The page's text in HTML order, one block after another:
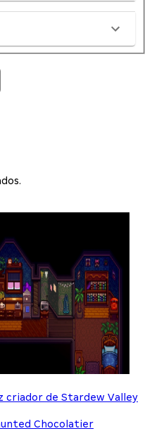
criador de Stardew Valley
Chocolatier